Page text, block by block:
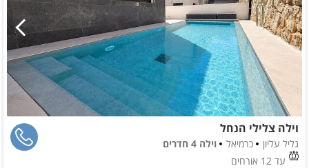
וילה צלילי הנחל
גליל עליון כרמיאל
וילה 4 חדרים
עד 12 אורחים